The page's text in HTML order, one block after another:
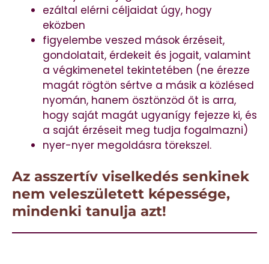
ezáltal elérni céljaidat úgy, hogy
eközben
figyelembe veszed mások érzéseit,
gondolatait, érdekeit és jogait, valamint
a végkimenetel tekintetében (ne érezze
magát rögtön sértve a másik a közlésed
nyomán, hanem ösztönzöd őt is arra,
hogy saját magát ugyanígy fejezze ki, és
a saját érzéseit meg tudja fogalmazni)
nyer-nyer megoldásra törekszel.
Az asszertív viselkedés senkinek
nem veleszületett képessége,
mindenki tanulja azt!